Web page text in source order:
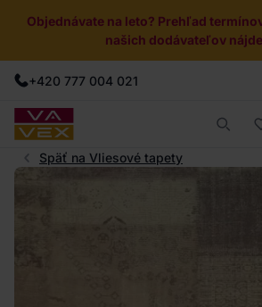
Objednávate na leto? Prehľad
našich dodávateľov
+420 777 004 021
Späť na Vliesové tapety